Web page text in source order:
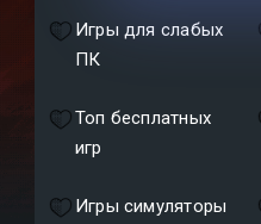
Игры для слабых
ПК
Топ бесплатных
игр
Игры симуляторы